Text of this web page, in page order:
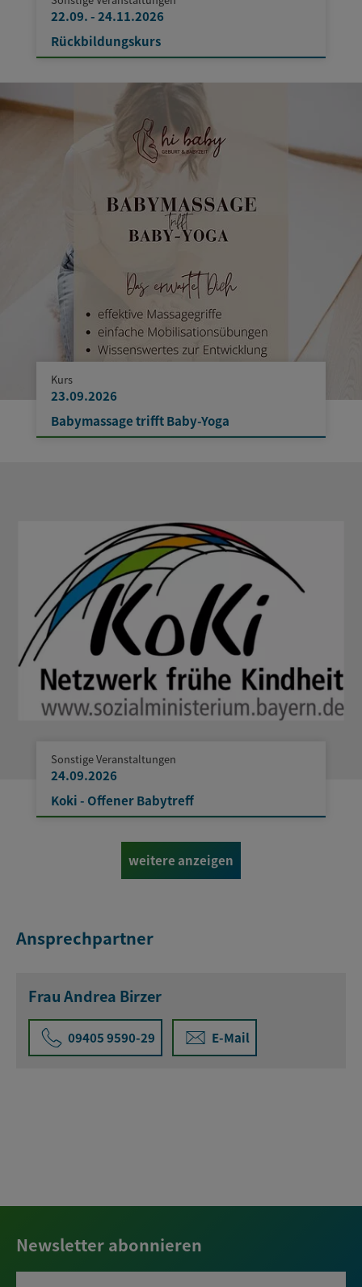
22.09. - 24.11.2026
Rückbildungskurs
Kurs
23.09.2026
Babymassage trifft Baby-Yoga
Sonstige Veranstaltungen
24.09.2026
Koki - Offener Babytreff
weitere anzeigen
Ansprechpartner
Frau Andrea Birzer
09405 9590-29 E-Mail
Newsletter abonnieren